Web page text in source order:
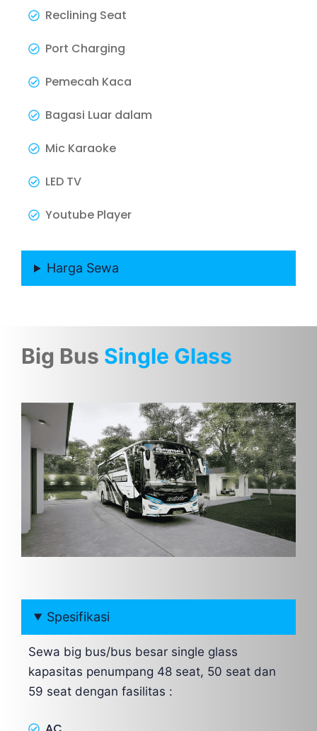
Reclining Seat
Port Charging
Pemecah Kaca
Bagasi Luar dalam
Mic Karaoke
LED TV
Youtube Player
Harga Sewa
Big Bus Single Glass
Spesifikasi
Sewa big bus/bus besar single glass
kapasitas penumpang 48 seat, 50 seat dan
59 seat dengan fasilitas :